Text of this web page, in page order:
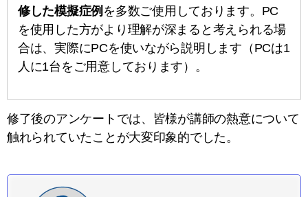
修した模擬症例 を多数ご使用しております。PC
を使用した方がより理解が深まると考えられる場
合は、実際にPCを使いながら説明します（PCは1
人に1台をご用意しております）。
修了後のアンケートでは、皆様が講師の熱意について
触れられていたことが大変印象的でした。